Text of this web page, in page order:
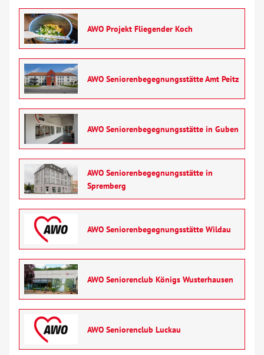
AWO Projekt Fliegender Koch
AWO Seniorenbegegnungsstätte Amt Peitz
AWO Seniorenbegegnungsstätte in Guben
AWO Seniorenbegegnungsstätte in
Spremberg
AWO Seniorenbegegnungsstätte Wildau
AWO Seniorenclub Königs Wusterhausen
AWO Seniorenclub Luckau